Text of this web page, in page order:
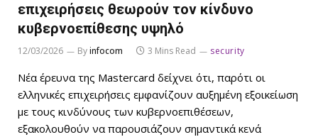
επιχειρήσεις θεωρούν τον κίνδυνο
κυβερνοεπίθεσης υψηλό
12/03/2026 Byinfocom 3 Mins Read security
Νέα έρευνα της Mastercard δείχνει ότι, παρότι οι
ελληνικές επιχειρήσεις εμφανίζουν αυξημένη εξοικείωση
με τους κινδύνους των κυβερνοεπιθέσεων,
εξακολουθούν να παρουσιάζουν σημαντικά κενά